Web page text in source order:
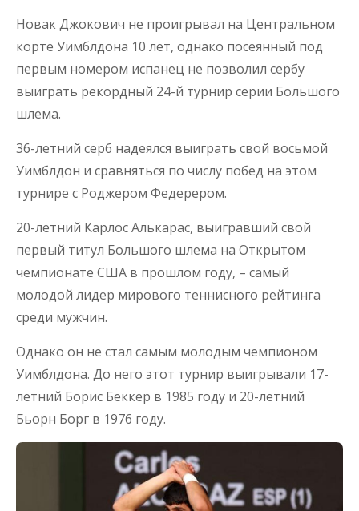
Новак Джокович не проигрывал на Центральном
корте Уимблдона 10 лет, однако посеянный под
первым номером испанец не позволил сербу
выиграть рекордный 24-й турнир серии Большого
шлема.
36-летний серб надеялся выиграть свой восьмой
Уимблдон и сравняться по числу побед на этом
турнире с Роджером Федерером.
20-летний Карлос Алькарас, выигравший свой
первый титул Большого шлема на Открытом
чемпионате США в прошлом году, – самый
молодой лидер мирового теннисного рейтинга
среди мужчин.
Однако он не стал самым молодым чемпионом
Уимблдона. До него этот турнир выигрывали 17-
летний Борис Беккер в 1985 году и 20-летний
Бьорн Борг в 1976 году.